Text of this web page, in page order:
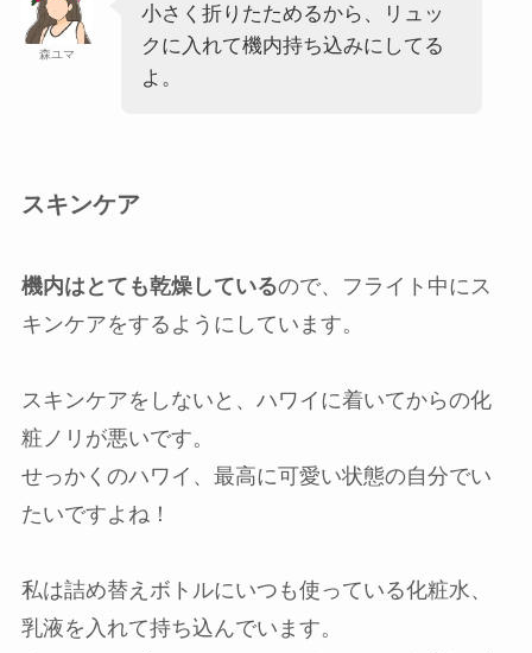
森ユマ
小さく折りたためるから、リュッ
クに入れて機内持ち込みにしてる
よ。
スキンケア
機内はとても乾燥しているので、フライト中にス
キンケアをするようにしています。
スキンケアをしないと、ハワイに着いてからの化
粧ノリが悪いです。
せっかくのハワイ、最高に可愛い状態の自分でい
たいですよね！
私は詰め替えボトルにいつも使っている化粧水、
乳液を入れて持ち込んでいます。